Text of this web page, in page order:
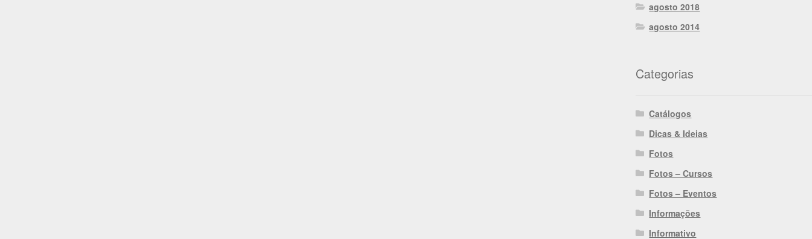
agosto 2018
agosto 2014
Categorias
Catálogos
Dicas & Ideias
Fotos
Fotos – Cursos
Fotos – Eventos
Informações
Informativo